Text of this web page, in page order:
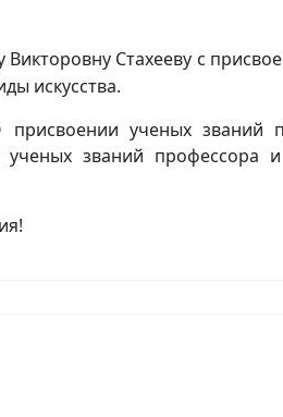
Стахееву с
искусства.
ученых званий
званий профессора